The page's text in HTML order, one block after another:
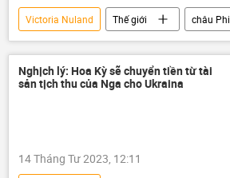
Victoria Nuland Thế giới
châu Phi
đảo chính
Chính trị Hoa Kỳ
Nghịch lý: Hoa Kỳ sẽ chuyển tiền từ tài
sản tịch thu của Nga cho Ukraina
14 Tháng Tư 2023, 12:11